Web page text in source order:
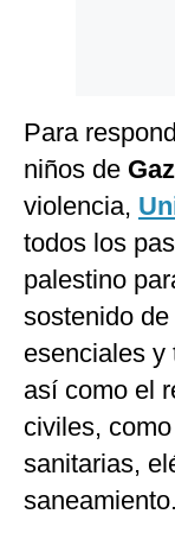
Para
niños de
violencia,
todos los
palestino
sostenido
esenciales y
así como el
civiles,
sanitarias,
saneamiento.